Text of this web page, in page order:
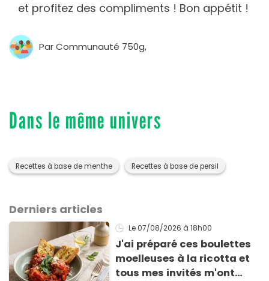
et profitez des compliments ! Bon appétit !
Par Communauté 750g,
Dans le même univers
Recettes à base de menthe Recettes à base de persil
Derniers articles
Le 07/08/2026 à 18h00
J'ai préparé ces boulettes
moelleuses à la ricotta et
tous mes invités m'ont